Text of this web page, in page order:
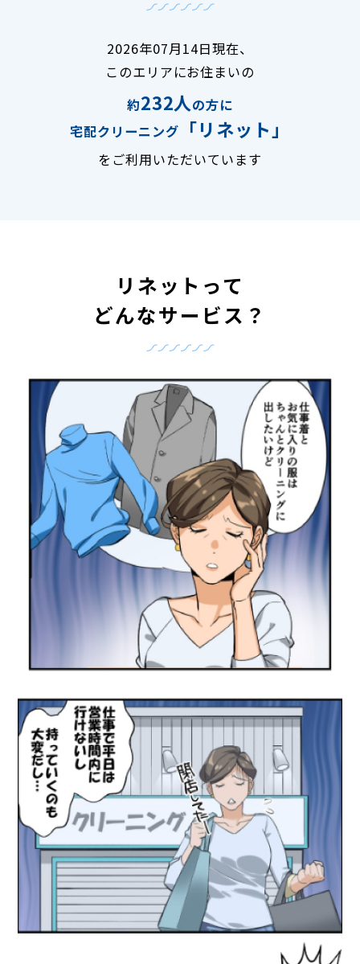
2026年07月14日現在、
このエリアにお住まいの
約232人の方に
宅配クリーニング
「リネット」
をご利用いただいています
リネットって
どんなサービス？